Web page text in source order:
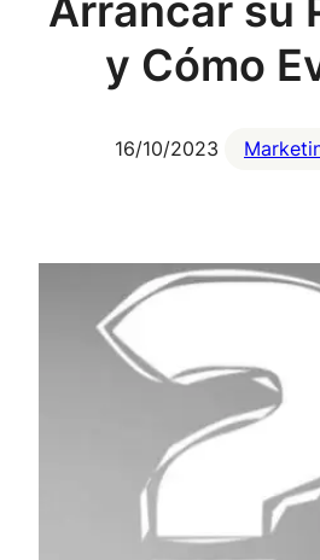
Arrancar su
y Cómo
16/10/2023